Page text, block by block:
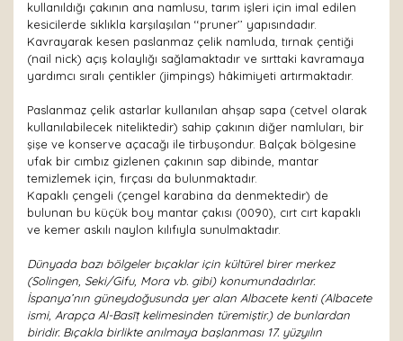
kullanıldığı çakının ana namlusu, tarım işleri için imal edilen
kesicilerde sıklıkla karşılaşılan ‘‘pruner’’ yapısındadır.
Kavrayarak kesen paslanmaz çelik namluda, tırnak çentiği
(nail nick) açış kolaylığı sağlamaktadır ve sırttaki kavramaya
yardımcı sıralı çentikler (jimpings) hâkimiyeti artırmaktadır.
Paslanmaz çelik astarlar kullanılan ahşap sapa (cetvel olarak
kullanılabilecek niteliktedir) sahip çakının diğer namluları, bir
şişe ve konserve açacağı ile tirbuşondur. Balçak bölgesine
ufak bir cımbız gizlenen çakının sap dibinde, mantar
temizlemek için, fırçası da bulunmaktadır.
Kapaklı çengeli (çengel karabina da denmektedir) de
bulunan bu küçük boy mantar çakısı (0090), cırt cırt kapaklı
ve kemer askılı naylon kılıfıyla sunulmaktadır.
Dünyada bazı bölgeler bıçaklar için kültürel birer merkez
(Solingen, Seki/Gifu, Mora vb. gibi) konumundadırlar.
İspanya’nın güneydoğusunda yer alan Albacete kenti (Albacete
ismi, Arapça Al-Basīṭ kelimesinden türemiştir.) de bunlardan
biridir. Bıçakla birlikte anılmaya başlanması 17. yüzyılın